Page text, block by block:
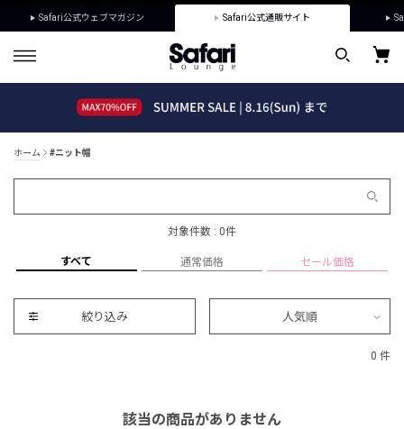
Safari公式ウェブマガジン Safari公式通販サイト
ホーム #ニット帽
対象件数 : 0件
すべて 通常価格 セール価格
絞り込み 人気順
0 件
該当の商品がありません